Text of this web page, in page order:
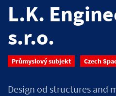
L.K.
s.r.o.
Průmyslový subjekt Czech
Design od structures and